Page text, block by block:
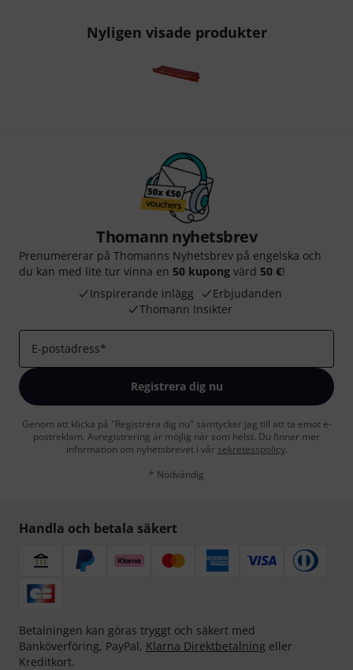
Nyligen visade produkter
Thomann nyhetsbrev
Prenumererar på Thomanns Nyhetsbrev på engelska och
du kan med lite tur vinna en 50 kupong värd 50 €!
Inspirerande inlägg
Erbjudanden
Thomann Insikter
E-postadress*
Registrera dig nu
Genom att klicka på "Registrera dig nu" samtycker jag till att ta emot e-
postreklam. Avregistrering är möjlig när som helst. Du finner mer
information om nyhetsbrevet i vår sekretesspolicy.
* Nödvändig
Handla och betala säkert
Betalningen kan göras tryggt och säkert med
Banköverföring, PayPal, Klarna Direktbetalning eller
Kreditkort.